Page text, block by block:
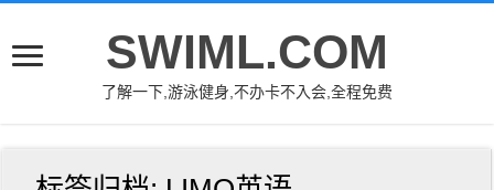
SWIML.COM
了解一下,游泳健身,不办卡不入会,全程免费